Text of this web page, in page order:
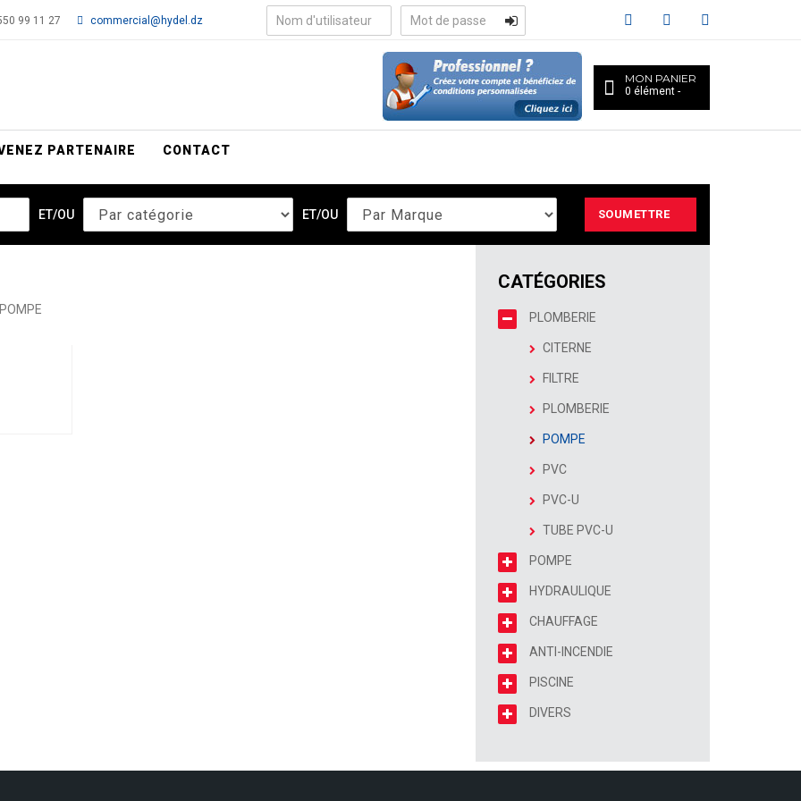
99 11 27 commercial@hydel.dz
MON PANIER
0 élément
PARTENAIRE CONTACT
ET/OU ET/OU SOUMETTRE
POMPE
CATÉGORIES
PLOMBERIE
CITERNE
FILTRE
PLOMBERIE
POMPE
PVC
PVC-U
TUBE PVC-U
POMPE
HYDRAULIQUE
CHAUFFAGE
ANTI-INCENDIE
PISCINE
DIVERS